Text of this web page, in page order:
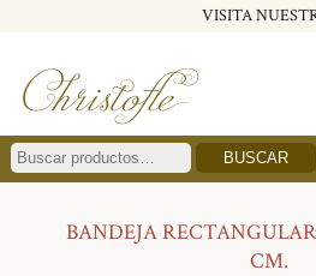
VISITA
BUSCAR
BANDEJA
CM.